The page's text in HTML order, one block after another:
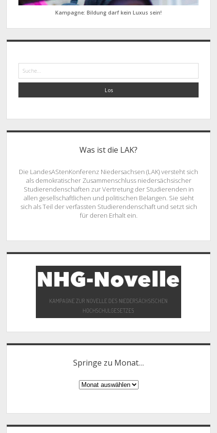
Kampagne: Bildung darf kein Luxus sein!
Was ist die LAK?
Die LandesAStenKonferenz Niedersachsen (LAK) versteht sich
als demokratischer Zusammenschluss niedersächsischer
Studierendenschaften zur Vertretung der Studierenden in
allen gesellschaftlichen und politischen Belangen. Sie sieht
sich als Teil der verfassten Studierendenschaft und setzt sich
für deren Erhalt ein.
Springe zu Monat…
Springe